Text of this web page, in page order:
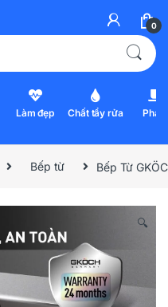
0
Làm đẹp Chất tẩy rửa Pha
Bếp từ Bếp Từ
🔍